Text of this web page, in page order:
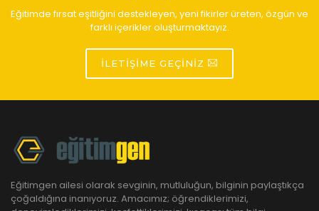
Eğitimde fırsat eşitliğini destekleyen, yeni fikirler üreten, özgün ve
farklı içerikler oluşturmaktayız.
İLETIŞIME GEÇINIZ
Eğitimgen ailesi olarak sevginin, mutluluğun, bilginin paylaştıkça
çoğaldığına inanıyoruz. Amacımız; öğrendiklerimizi,